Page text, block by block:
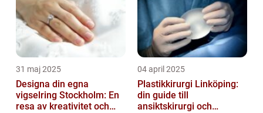
31 maj 2025
Designa din egna
vigselring Stockholm: En
resa av kreativitet och
04 april 2025
Plastikkirurgi Linköping:
din guide till
ansiktskirurgi och